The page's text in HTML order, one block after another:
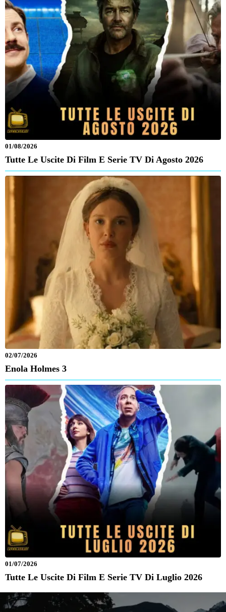
01/08/2026
Tutte Le Uscite Di Film E Serie TV Di Agosto 2026
02/07/2026
Enola Holmes 3
01/07/2026
Tutte Le Uscite Di Film E Serie TV Di Luglio 2026